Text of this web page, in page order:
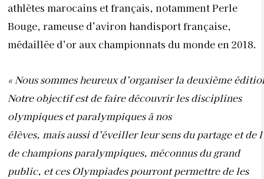
athlètes marocains et français, notamment Perle
Bouge, rameuse d’aviron handisport française,
médaillée d’or aux championnats du monde en 2018.
« Nous sommes heureux d’organiser la deuxième
Notre objectif est de faire découvrir les disciplines
olympiques et paralympiques à nos
élèves, mais aussi d’éveiller leur sens du partage et
de champions paralympiques, méconnus du grand
public, et ces Olympiades pourront permettre de les